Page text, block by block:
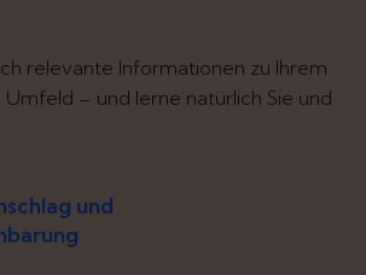
relevante Informationen zu Ihrem
Umfeld – und lerne natürlich Sie und
und